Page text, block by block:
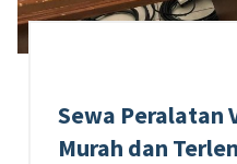
Sewa Peralatan
Murah dan